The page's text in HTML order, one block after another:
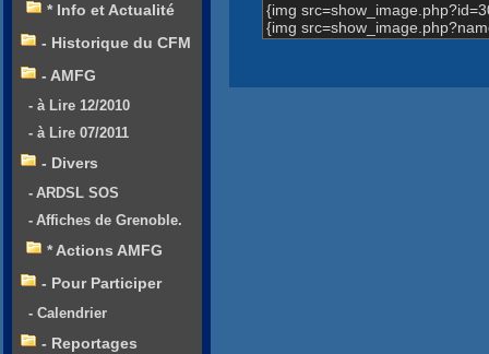
{img
{img
* Info et Actualité
- Historique du CFM
- AMFG
- à Lire 12/2010
- à Lire 07/2011
- Divers
- ARDSL SOS
- Affiches de Grenoble.
* Actions AMFG
- Pour Participer
- Calendrier
- Reportages